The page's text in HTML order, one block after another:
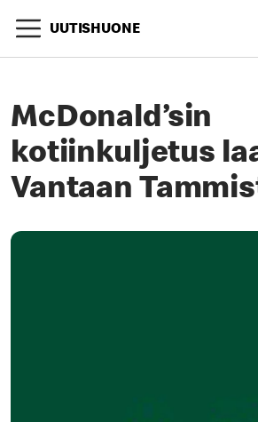
UUTISHUONE
McDonald’sin
kotiinkuljetus
Vantaan